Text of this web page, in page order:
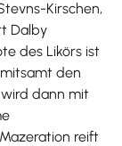
Kirschen,
Dalby
des Likörs ist
den
dann mit
reift